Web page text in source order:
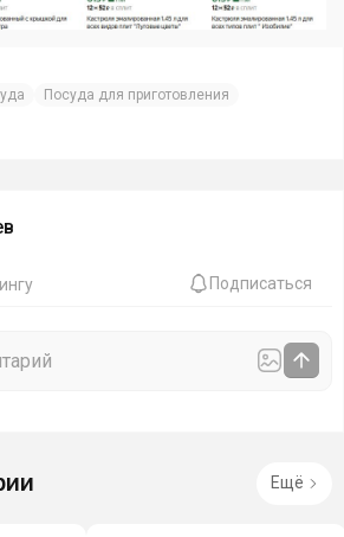
Посуда для приготовления
Подписаться
Ещё